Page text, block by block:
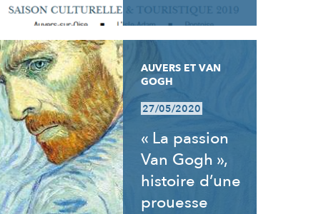
AUVERS ET VAN
GOGH
27/05/2020
« La passion
Van Gogh »,
histoire d’une
prouesse